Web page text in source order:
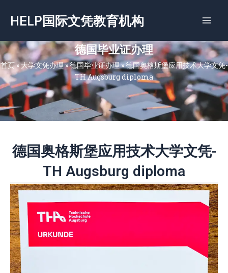
容
HELP国际文凭教育机构
德国毕业证办理
首页»大学文凭办理»德国毕业证办理»德国奥格斯堡应用技术大学文凭-
TH Augsburg diploma
德国奥格斯堡应用技术大学文凭-
TH Augsburg diploma